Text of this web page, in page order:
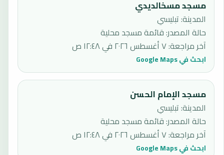
مسجد مسخالديدي
المدينة: تبليسي
حالة المصدر:قائمة مسجد محلية
آخر مراجعة:٧ أغسطس ٢٠٢٦ في ١٢:٤٨ ص
ابحث في Google Maps
مسجد الإمام الحسن
المدينة: تبليسي
حالة المصدر:قائمة مسجد محلية
آخر مراجعة:٧ أغسطس ٢٠٢٦ في ١٢:٤٨ ص
ابحث في Google Maps